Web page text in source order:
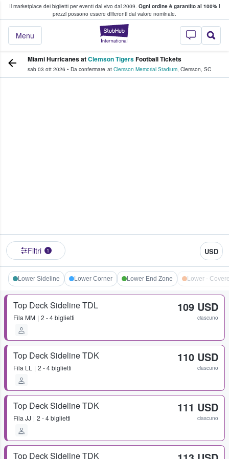
Il marketplace dei biglietti per eventi dal vivo dal 2009. Ogni ordine è garantito al 100%I
prezzi possono essere differenti dal valore nominale.
StubHub - Dove
Menu
fan comprano e vendono biglietti
Miami Hurricanes atClemson TigersFootball Tickets
sab 03 ott 2026 • Da confermare at Clemson Memorial Stadium, Clemson, SC
Filtri 1 USD
Lower Sideline Lower Corner Lower End Zone Lower -
Top Deck Sideline TDL
Fila MM 2 - 4 biglietti
109 USD
ciascuno
Top Deck Sideline TDK
Fila LL 2 - 4 biglietti
110 USD
ciascuno
Top Deck Sideline TDK
Fila JJ 2 - 4 biglietti
111 USD
ciascuno
Top Deck Sideline TDK